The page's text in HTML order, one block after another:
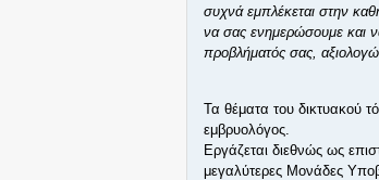
συχνά εμπλέκεται στην
να σας ενημερώσουμε και
προβλήματός σας,
Τα θέματα του δικτυακού
εμβρυολόγος.
Εργάζεται διεθνώς ως
μεγαλύτερες Μονάδες